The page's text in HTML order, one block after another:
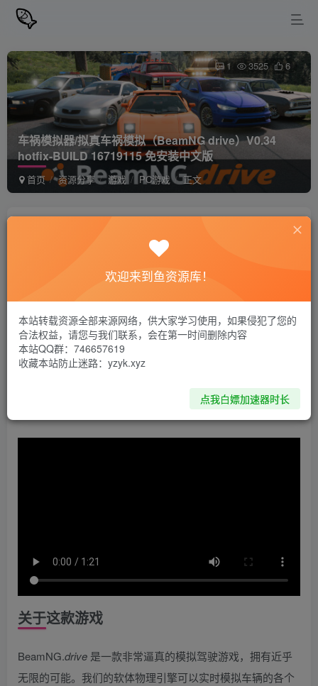
车祸模拟器/拟真车祸模拟（BeamNG drive）V0.34
hotfix-BUILD 16719115 免安装中文版
首页 资源分享 游戏 PC游戏 正文
1 3525 6
私信
V0.34 hotfix-BUILD 16719115 免安装中文版
资源下载
夸克网盘
关于这款游戏
BeamNG.drive 是一款非常逼真的模拟驾驶游戏，拥有近乎
无限的可能。我们的软体物理引擎可以实时模拟车辆的各个
欢迎来到鱼资源库！
本站转载资源全部来源网络，供大家学习使用，如果侵犯了您的
合法权益，请您与我们联系，会在第一时间删除内容
本站QQ群：746657619
收藏本站防止迷路：yzyk.xyz
点我白嫖加速器时长